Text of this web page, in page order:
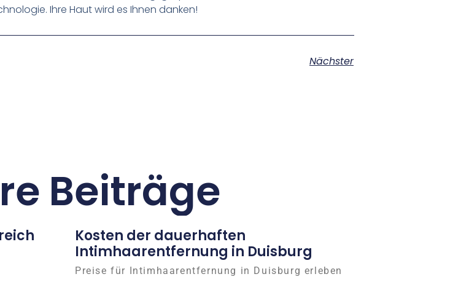
Ihre Haut wird es Ihnen danken!
Nächster
Beiträge
Kosten der dauerhaften
Intimhaarentfernung in Duisburg
Preise für Intimhaarentfernung in Duisburg erleben